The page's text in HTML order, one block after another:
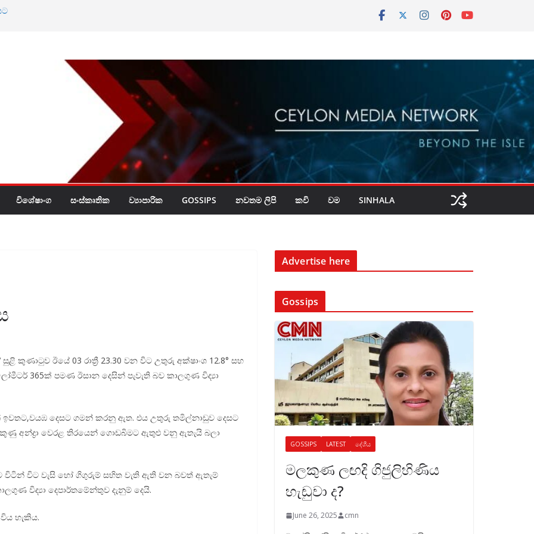
විශේෂාංග සංස්කෘතික ව්‍යාපාරික GOSSIPS නවතම ලිපි කවි වම SINHALA
සුළි කුණාටුව ඊයේ 03 රාත්‍රී 23.30 වන විට උතුරු අක්ෂාංශ 12.8° සහ
365ක් පමණ ඊසාන දෙසින් පැවැති බව කාලගුණ විද්‍යා
ඉවතට,වයඹ දෙසට ගමන් කරනු ඇත. එය උතුරු තමිල්නාඩුව දෙසට
අන්ද්‍රා වෙරළ තිරයෙන් ගොඩබිමට ඇතුළු වනු ඇතැයි බලා
විටින් විට වැසි හෝ ගිගුරුම් සහිත වැති ඇති වන බවත් ඇතැම්
විද්‍යා දෙපාර්තමේන්තුව දැනුම් දෙයි.
හැකිය.
Advertise here
Gossips
GOSSIPS LATEST දේශීය
මලකුණ ලඟදි ගිජුලිහිණිය
හැඬුවා ද?
June 26, 2025 cmn